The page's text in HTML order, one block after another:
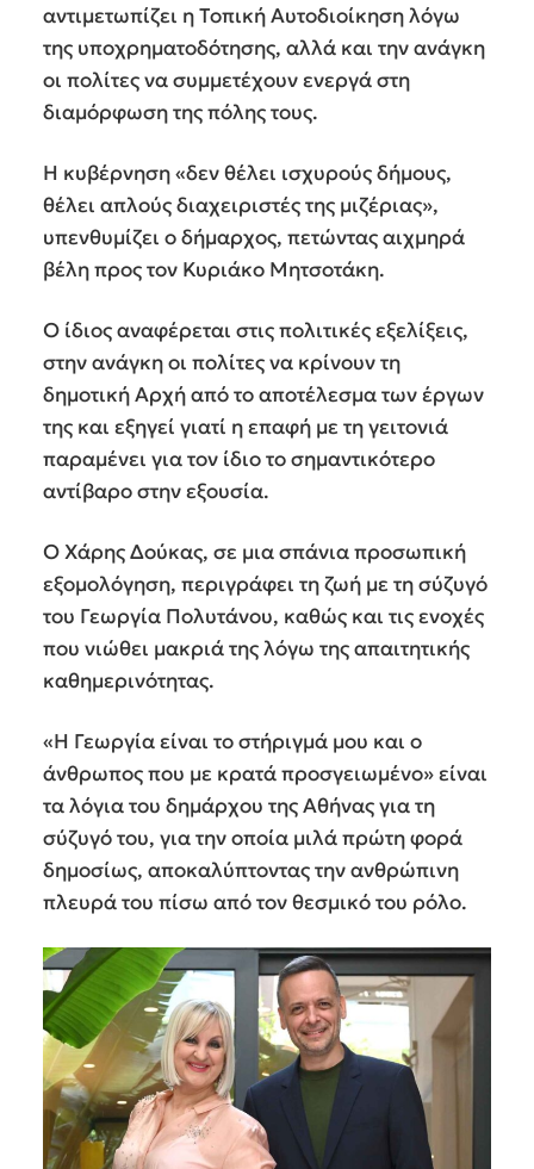
αντιμετωπίζει η Τοπική Αυτοδιοίκηση λόγω
της υποχρηματοδότησης, αλλά και την ανάγκη
οι πολίτες να συμμετέχουν ενεργά στη
διαμόρφωση της πόλης τους.
Η κυβέρνηση «δεν θέλει ισχυρούς δήμους,
θέλει απλούς διαχειριστές της μιζέριας»,
υπενθυμίζει ο δήμαρχος, πετώντας αιχμηρά
βέλη προς τον Κυριάκο Μητσοτάκη.
Ο ίδιος αναφέρεται στις πολιτικές εξελίξεις,
στην ανάγκη οι πολίτες να κρίνουν τη
δημοτική Αρχή από το αποτέλεσμα των έργων
της και εξηγεί γιατί η επαφή με τη γειτονιά
παραμένει για τον ίδιο το σημαντικότερο
αντίβαρο στην εξουσία.
Ο Χάρης Δούκας, σε μια σπάνια προσωπική
εξομολόγηση, περιγράφει τη ζωή με τη σύζυγό
του Γεωργία Πολυτάνου, καθώς και τις ενοχές
που νιώθει μακριά της λόγω της απαιτητικής
καθημερινότητας.
«Η Γεωργία είναι το στήριγμά μου και ο
άνθρωπος που με κρατά προσγειωμένο» είναι
τα λόγια του δημάρχου της Αθήνας για τη
σύζυγό του, για την οποία μιλά πρώτη φορά
δημοσίως, αποκαλύπτοντας την ανθρώπινη
πλευρά του πίσω από τον θεσμικό του ρόλο.